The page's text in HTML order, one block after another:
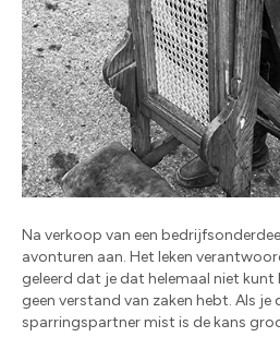
Na verkoop van een
avonturen aan. Het leken
geleerd dat je dat helemaal niet kunt
geen verstand van zaken hebt. Als je
sparringspartner mist is de kans